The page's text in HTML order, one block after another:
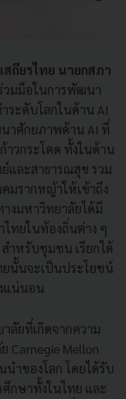
สถียรไทย นายกสภา
วมมือในการพัฒนา
ระดับโลกในด้าน AI
าศักยภาพด้าน AI ที่
วกระโดด ทั้งในด้าน
ละสาธารณสุข รวม
มรากหญ้าให้เข้าถึง
งมหาวิทยาลัยได้มี
ไทยในท้องถิ่นต่าง ๆ
ำหรับชุมชน เรียกได้
ยนั้นจะเป็นประโยชน์
แน่นอน
ลัยที่เกิดจากความ
Carnegie Mellon
ำของโลก โดยได้รับ
กษาทั้งในไทย และ